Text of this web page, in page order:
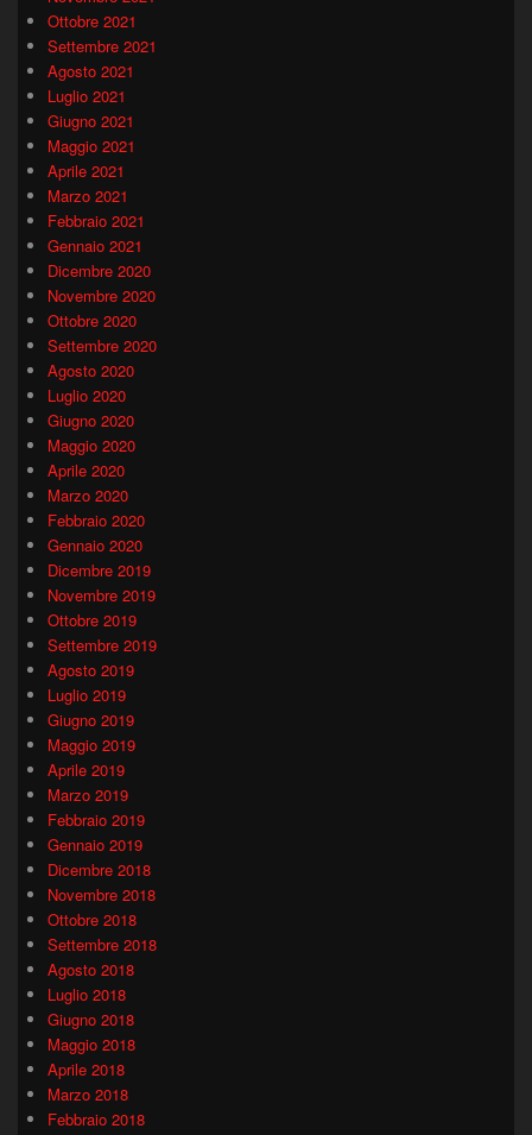
Ottobre 2021
Settembre 2021
Agosto 2021
Luglio 2021
Giugno 2021
Maggio 2021
Aprile 2021
Marzo 2021
Febbraio 2021
Gennaio 2021
Dicembre 2020
Novembre 2020
Ottobre 2020
Settembre 2020
Agosto 2020
Luglio 2020
Giugno 2020
Maggio 2020
Aprile 2020
Marzo 2020
Febbraio 2020
Gennaio 2020
Dicembre 2019
Novembre 2019
Ottobre 2019
Settembre 2019
Agosto 2019
Luglio 2019
Giugno 2019
Maggio 2019
Aprile 2019
Marzo 2019
Febbraio 2019
Gennaio 2019
Dicembre 2018
Novembre 2018
Ottobre 2018
Settembre 2018
Agosto 2018
Luglio 2018
Giugno 2018
Maggio 2018
Aprile 2018
Marzo 2018
Febbraio 2018